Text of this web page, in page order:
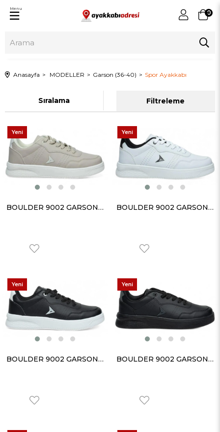
0
Menu
Anasayfa MODELLER Garson (36-40) Spor Ayakkabı
Filtreleme
Sıralama
BOULDER 9002 GARSON CİLT BEJ
Yeni
Ürün
BOULDER 9002 GARSON CİLT BEYAZ SİYAH
Yeni
Ürün
BOULDER 9002 GARSON CİLT SİYAH BEYAZ
Yeni
Ürün
BOULDER 9002 GARSON CİLT SİYAH FÜME
Yeni
Ürün